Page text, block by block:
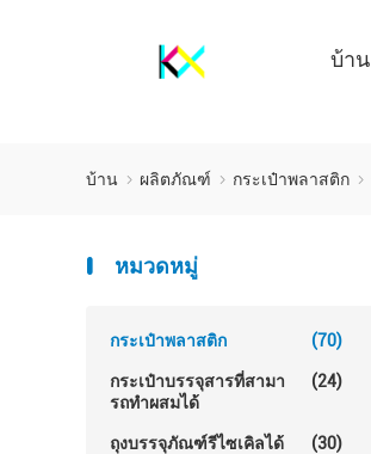
บ้าน
บ้าน ผลิตภัณฑ์ กระเป๋าพลาสติก
หมวดหมู่
กระเป๋าพลาสติก (70)
กระเป๋าบรรจุสารที่สามา
รถทําผสมได้
(24)
ถุงบรรจุภัณฑ์รีไซเคิลได้ (30)